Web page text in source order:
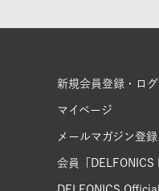
新規会員登録・ログ
マイページ
メールマガジン登録
会員「DELFONICS